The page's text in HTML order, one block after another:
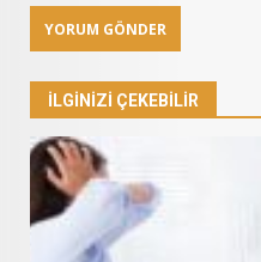
İLGINIZI ÇEKEBILIR